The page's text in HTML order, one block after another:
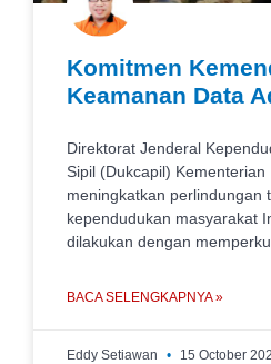
Komitmen
Keamanan Data
Direktorat Jenderal
Sipil (Dukcapil)
meningkatkan perlindungan
kependudukan masyarakat
dilakukan dengan
BACA SELENGKAPNYA »
Eddy Setiawan 15 October